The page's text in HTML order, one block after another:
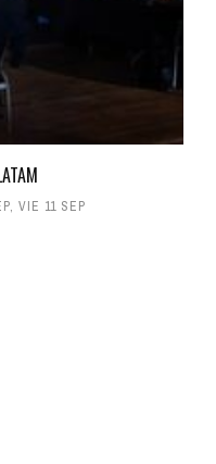
, VIE 11 SEP